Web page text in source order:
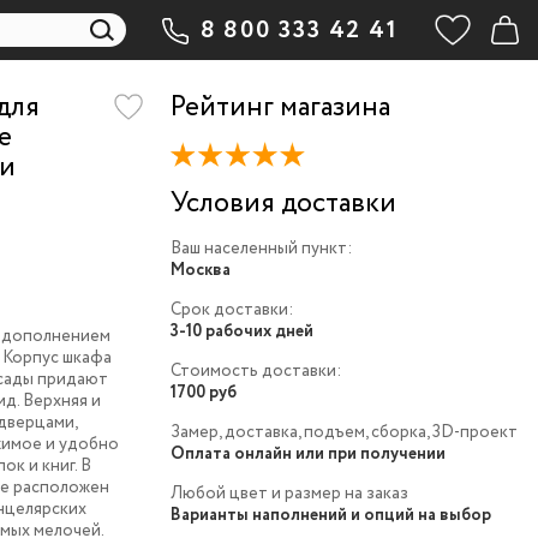
8 800 333 42 41
шкафа
придают
Верхняя и
и удобно
и книг. В
расположен
мелочей.
Рейтинг магазина
Условия доставки
Ваш населенный пункт:
Москва
Срок доставки:
3-10 рабочих дней
Стоимость доставки:
1700 руб
Замер, доставка, подъем, сборка, 3D-проект
Оплата онлайн или при получении
Любой цвет и размер на заказ
Варианты наполнений и опций на выбор